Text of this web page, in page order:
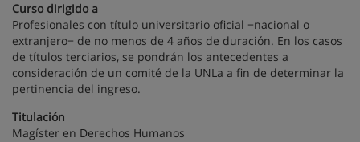
Curso dirigido a
Profesionales con título universitario oficial −nacional o
extranjero− de no menos de 4 años de duración. En los casos
de títulos terciarios, se pondrán los antecedentes a
consideración de un comité de la UNLa a fin de determinar la
pertinencia del ingreso.
Titulación
Magíster en Derechos Humanos